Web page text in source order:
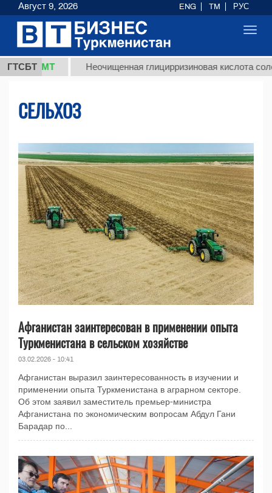
ГТСБТ Неочищенная глицирризиновая кислота солодкового
СЕЛЬХОЗ
Афганистан заинтересован в применении опыта
Туркменистана в сельском хозяйстве
03.02.2026 - 10:41
Афганистан выразил заинтересованность в изучении и
применении опыта Туркменистана в аграрном секторе.
Об этом заявил заместитель премьер-министра
Афганистана по экономическим вопросам Абдул Гани
Барадар по...
Август 9, 2026 ENG TM РУС